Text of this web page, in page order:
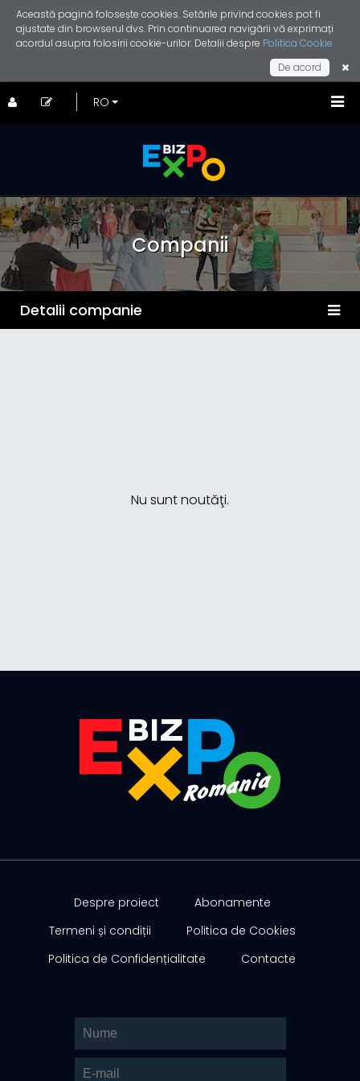
Această pagină folosește cookies. Setările privind cookies pot fi
ajustate din browserul dvs. Prin continuarea navigării vă exprimați
acordul asupra folosirii cookie-urilor. Detalii despre Politica Cookie
De acord
Companii
Detalii companie
Nu sunt noutăţi.
Despre proiect
Abonamente
Termeni și condiții
Politica de Cookies
Politica de Confidențialitate
Contacte